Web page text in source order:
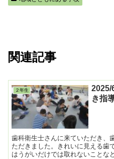
関連記事
２年生
き指
歯科衛生士さんに来ていただき、
ただきました。きれいに見える歯
はうがいだけでは取れないことな